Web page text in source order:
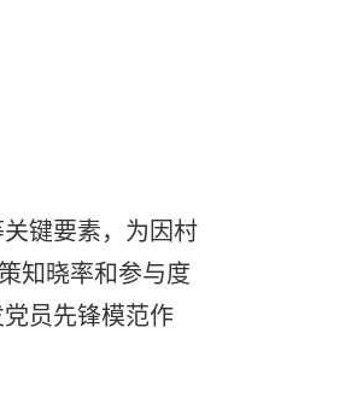
键要素，为因村
知晓率和参与度
员先锋模范作